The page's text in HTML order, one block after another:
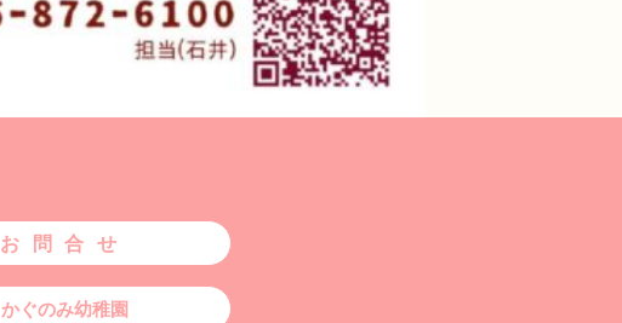
お問合せ
かぐのみ幼稚園